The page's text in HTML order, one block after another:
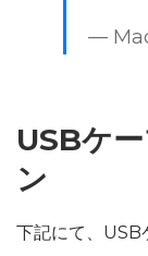
—
USBケ
ン
下記にて、USB